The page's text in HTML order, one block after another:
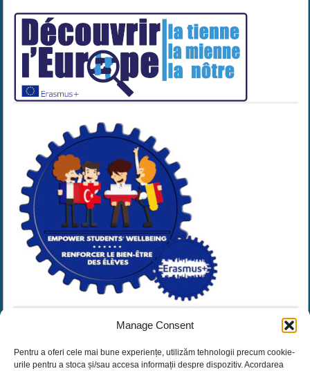
Manage Consent
Pentru a oferi cele mai bune experiențe, utilizăm tehnologii precum cookie-
urile pentru a stoca și/sau accesa informații despre dispozitiv. Acordarea